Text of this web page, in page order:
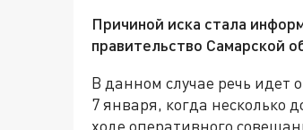
Причиной иска стала
правительство Самарской
В данном случае речь идет
7 января, когда несколько
ходе оперативного